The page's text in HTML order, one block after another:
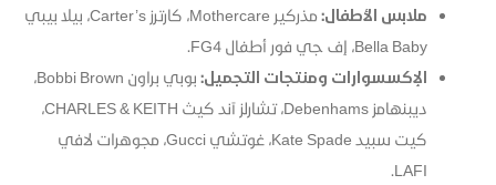
ملابس الأطفال:
مذركير Mothercare، كارترز Carter’s، بيلا بيبي
Bella Baby، إف جي فور أطفال FG4.
الإكسسوارات ومنتجات التجميل:
بوبي براون Bobbi Brown،
ديبنهامز Debenhams، تشارلز آند كيث CHARLES & KEITH،
كيت سبيد Kate Spade، غوتشي Gucci، مجوهرات لافي
LAFI.